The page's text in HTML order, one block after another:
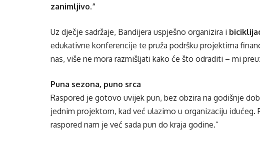
zanimljivo.”
Uz dječje sadržaje, Bandijera uspješno organizira i
edukativne konferencije te pruža podršku projektima
nas, više ne mora razmišljati kako će što odraditi – mi
Puna sezona, puno srca
Raspored je gotovo uvijek pun, bez obzira na godišnje
jednim projektom, kad već ulazimo u organizaciju idućeg.
raspored nam je već sada pun do kraja godine.”